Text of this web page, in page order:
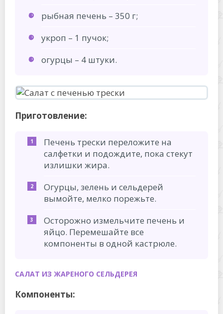
рыбная печень – 350 г;
укроп – 1 пучок;
огурцы – 4 штуки.
Приготовление:
Печень трески переложите на
салфетки и подождите, пока стекут
излишки жира.
Огурцы, зелень и сельдерей
вымойте, мелко порежьте.
Осторожно измельчите печень и
яйцо. Перемешайте все
компоненты в одной кастрюле.
САЛАТ ИЗ ЖАРЕНОГО СЕЛЬДЕРЕЯ
Компоненты: